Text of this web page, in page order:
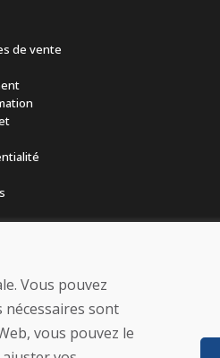
de vente
droits réservés
Vous pouvez
sont
vous pouvez le